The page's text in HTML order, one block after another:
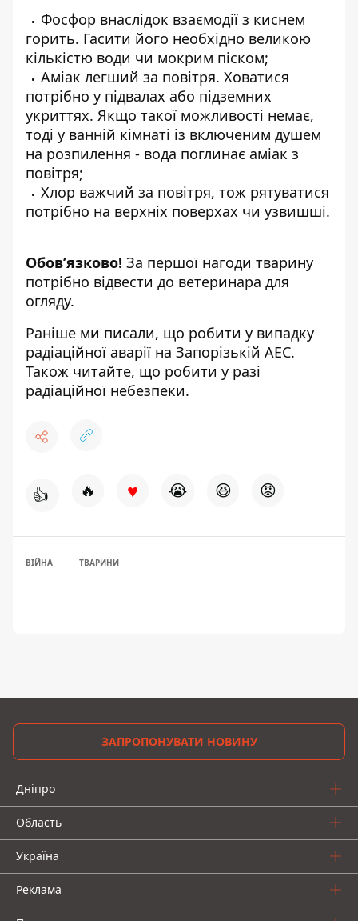
Фосфор внаслідок взаємодії з киснем
горить. Гасити його необхідно великою
кількістю води чи мокрим піском;
Аміак легший за повітря. Ховатися
потрібно у підвалах або підземних
укриттях. Якщо такої можливості немає,
тоді у ванній кімнаті із включеним душем
на розпилення - вода поглинає аміак з
повітря;
Хлор важчий за повітря, тож рятуватися
потрібно на верхніх поверхах чи узвишші.
Обов’язково! За першої нагоди тварину
потрібно відвести до ветеринара для
огляду.
Раніше ми писали, що робити у випадку
радіаційної аварії на Запорізькій АЕС.
Також читайте, що робити у разі
радіаційної небезпеки.
👍 🔥 ♥ 😭 😆 😡
ВІЙНА ТВАРИНИ
ЗАПРОПОНУВАТИ НОВИНУ
Дніпро
Область
Україна
Реклама